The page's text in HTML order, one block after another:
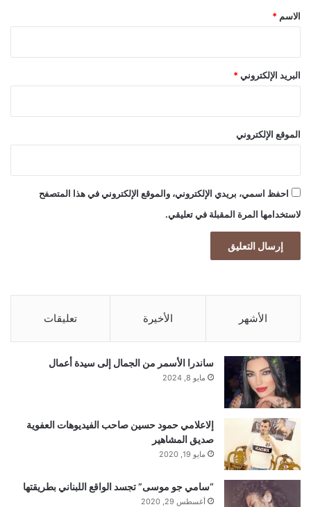
*
الاسم *
البريد الإلكتروني *
الموقع الإلكتروني
احفظ اسمي، بريدي الإلكتروني، والموقع الإلكتروني في هذا المتصفح
لاستخدامها المرة المقبلة في تعليقي.
الأشهر الأخيرة تعليقات
ساندرا الأسمر من الجمال إلى سيدة أعمال
مايو 8, 2024
إلاعلامي حمود حسين صاحب الفيديوهات العفوية
صديق المشاهير
مايو 19, 2020
“سامي جو موسى” تجسد الواقع اللبناني بطريقتها
أغسطس 29, 2020